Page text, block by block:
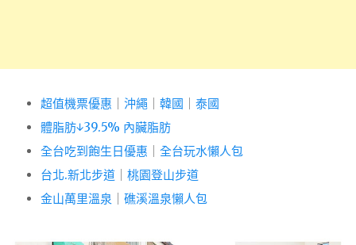
超值機票優惠 沖繩 韓國
泰國
體脂肪↓39.5% 內臟脂肪
全台吃到飽生日優惠
全台玩水懶人包
台北.新北步道
桃園登山步道
金山萬里溫泉
礁溪溫泉懶人包